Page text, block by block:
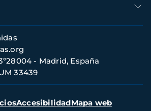
- Madrid, España
33439
AccesibilidadMapa web